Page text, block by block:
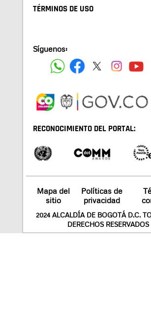
TÉRMINOS DE USO
Síguenos:
RECONOCIMIENTO DEL PORTAL:
Mapa del
sitio
Políticas de
privacidad
2024 ALCALDÍA DE BOGOTÁ D.C.
DERECHOS RESERVADOS